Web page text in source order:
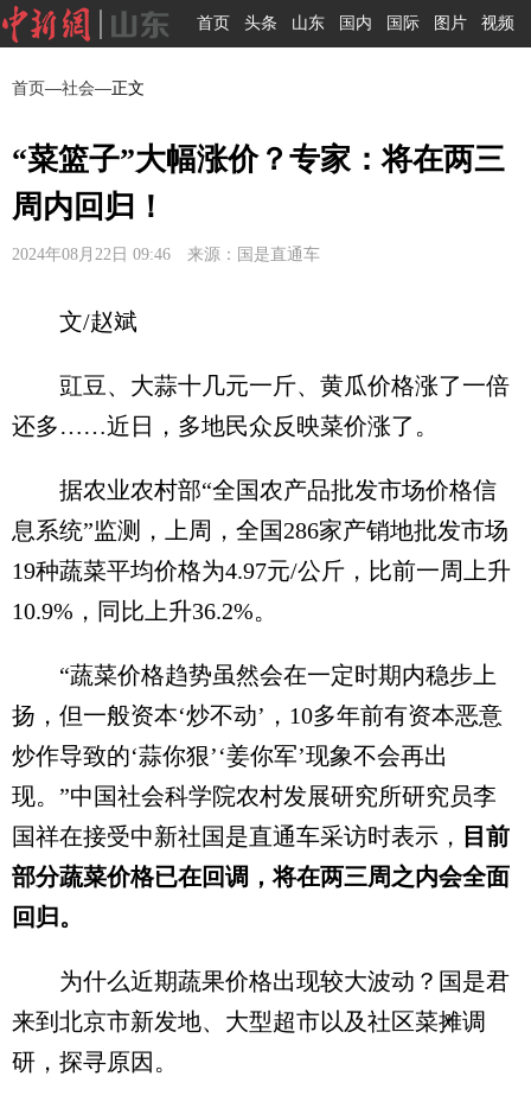
首页 头条 山东 国内 国际 图片 视频
首页—社会—正文
“菜篮子”大幅涨价？专家：将在两三
周内回归！
2024年08月22日 09:46 来源：国是直通车
文/赵斌
豇豆、大蒜十几元一斤、黄瓜价格涨了一倍
还多……近日，多地民众反映菜价涨了。
据农业农村部“全国农产品批发市场价格信
息系统”监测，上周，全国286家产销地批发市场
19种蔬菜平均价格为4.97元/公斤，比前一周上升
10.9%，同比上升36.2%。
“蔬菜价格趋势虽然会在一定时期内稳步上
扬，但一般资本‘炒不动’，10多年前有资本恶意
炒作导致的‘蒜你狠’‘姜你军’现象不会再出
现。”中国社会科学院农村发展研究所研究员李
国祥在接受中新社国是直通车采访时表示， 目前
部分蔬菜价格已在回调，将在两三周之内会全面
回归。
为什么近期蔬果价格出现较大波动？国是君
来到北京市新发地、大型超市以及社区菜摊调
研，探寻原因。